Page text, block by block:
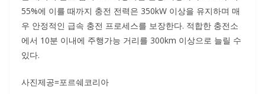
55%에 이를 때까지 충전 전력은 350kW 이상을 유지하며 매
우 안정적인 급속 충전 프로세스를 보장한다. 적합한 충전소
에서 10분 이내에 주행가능 거리를 300km 이상으로 늘릴 수
있다.
사진제공=포르쉐코리아